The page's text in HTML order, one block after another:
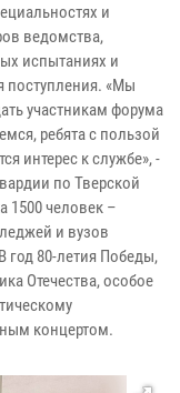
и
ведомства,
испытаниях и
поступления. «Мы
участникам форума
ребята с пользой
интерес к службе», -
по Тверской
1500 человек –
и вузов
год 80-летия Победы,
Отечества, особое
концертом.